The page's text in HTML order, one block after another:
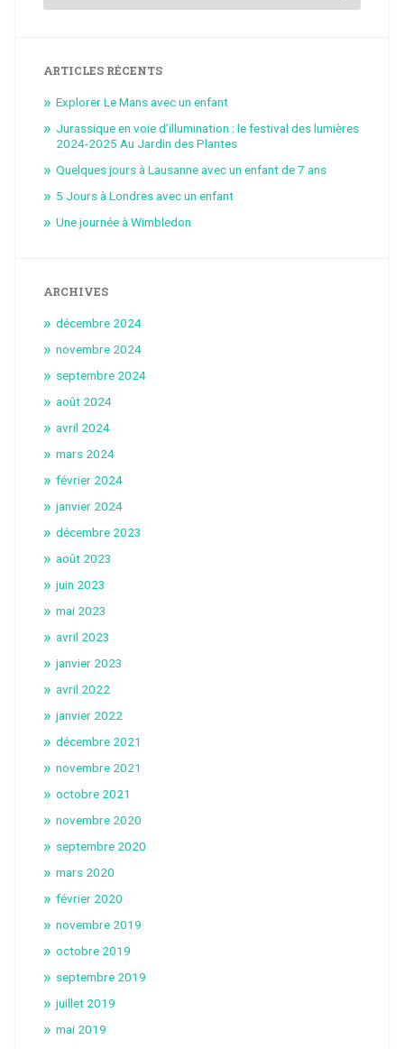
ARTICLES RÉCENTS
Explorer Le Mans avec un enfant
Jurassique en voie d’illumination : le festival des lumières
2024-2025 Au Jardin des Plantes
Quelques jours à Lausanne avec un enfant de 7 ans
5 Jours à Londres avec un enfant
Une journée à Wimbledon
ARCHIVES
décembre 2024
novembre 2024
septembre 2024
août 2024
avril 2024
mars 2024
février 2024
janvier 2024
décembre 2023
août 2023
juin 2023
mai 2023
avril 2023
janvier 2023
avril 2022
janvier 2022
décembre 2021
novembre 2021
octobre 2021
novembre 2020
septembre 2020
mars 2020
février 2020
novembre 2019
octobre 2019
septembre 2019
juillet 2019
mai 2019